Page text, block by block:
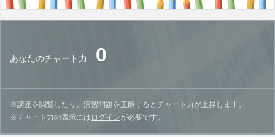
あなたのチャート力… 0
※講座を閲覧したり、演習問題を正解するとチャート力が上昇します。
※チャート力の表示には ログインが必要です。